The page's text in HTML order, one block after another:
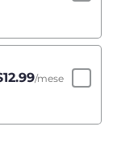
12.99/mese